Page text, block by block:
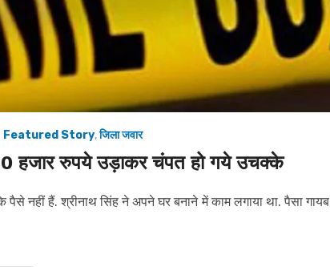
Featured Story,जिला जवार
हजार रुपये उड़ाकर चंपत हो गये उचक्के
पैसे नहीं हैं. श्रीनाथ सिंह ने अपने घर बनाने में काम लगाया था. पैसा गायब